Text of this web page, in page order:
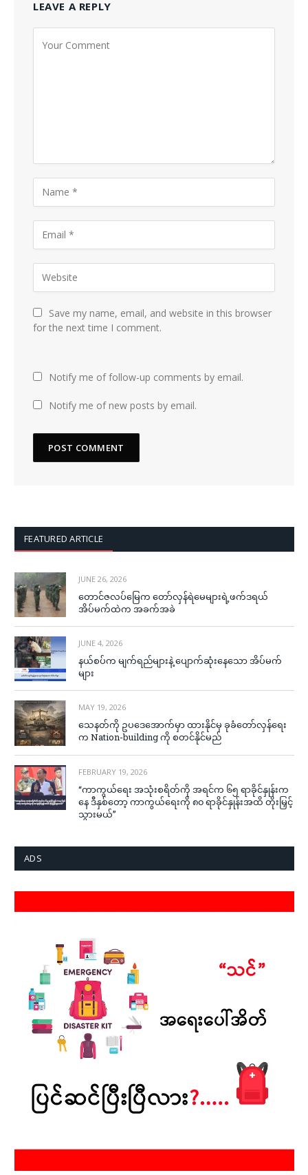
LEAVE A REPLY
Save my name, email, and website in this browser
for the next time I comment.
Notify me of follow-up comments by email.
Notify me of new posts by email.
FEATURED ARTICLE
JUNE 26, 2026
တောင်ဇလပ်မြေက တော်လှန်ရဲမေများရဲ့ဖက်ဒရယ်
အိပ်မက်ထဲက အခက်အခဲ
JUNE 4, 2026
နယ်စပ်က မျက်ရည်များနဲ့ ပျောက်ဆုံးနေသော အိပ်မက်
များ
MAY 19, 2026
သေနတ်ကို ဥပဒေအောက်မှာ ထားနိုင်မှ ခုခံတော်လှန်ရေး
က Nation-building ကို စတင်နိုင်မည်
FEBRUARY 19, 2026
“ကာကွယ်ရေး အသုံးစရိတ်ကို အရင်က ၆၅ ရာခိုင်နှုန်းက
နေ ဒီနှစ်တော့ ကာကွယ်ရေးကို ၈၀ ရာခိုင်နှုန်းအထိ တိုးမြှင့်
သွားမယ်”
ADS